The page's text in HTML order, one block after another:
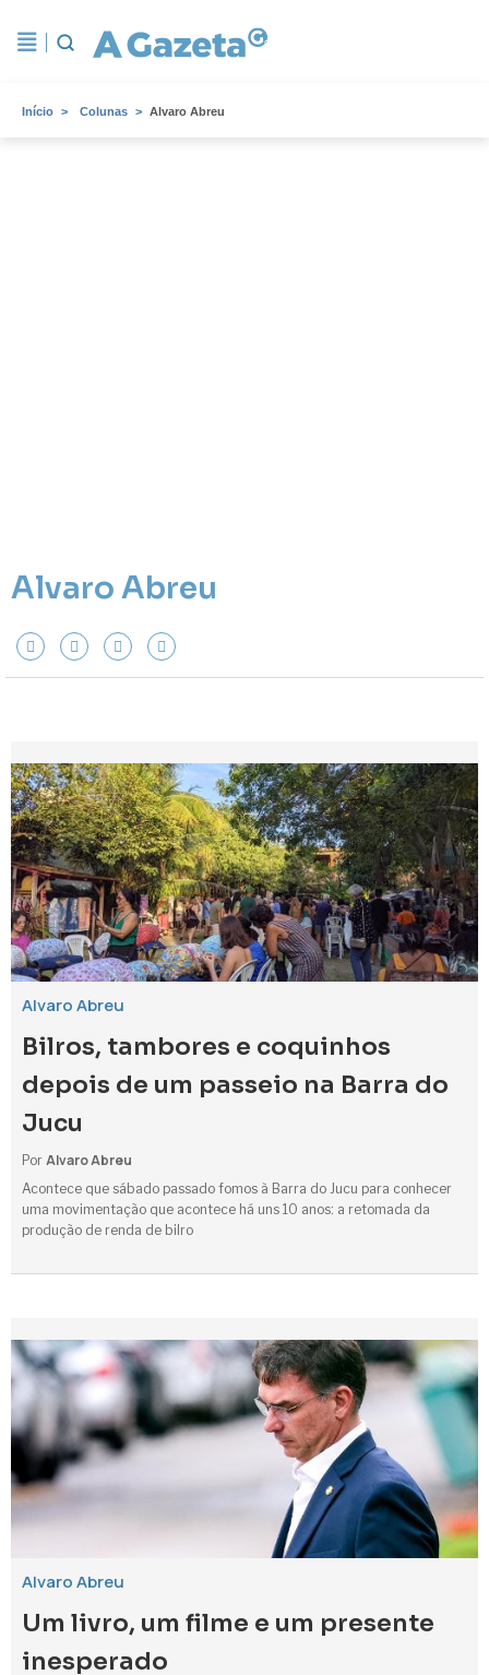
Início Colunas Alvaro Abreu
Alvaro Abreu
Alvaro Abreu
Bilros, tambores e coquinhos
depois de um passeio na Barra do
Jucu
Por Alvaro Abreu
Acontece que sábado passado fomos à Barra do Jucu para conhecer
uma movimentação que acontece há uns 10 anos: a retomada da
produção de renda de bilro
Alvaro Abreu
Um livro, um filme e um presente
inesperado